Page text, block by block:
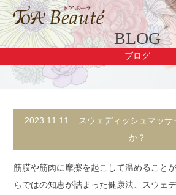
BLOG
ブログ
2023.11.11
スウェディッシュマッ
か？
筋膜や筋肉に摩擦を起こして温めること
らではの知恵が詰まった健康法、スウェ